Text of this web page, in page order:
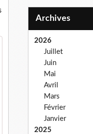
Archives
2026
Juillet
Juin
Mai
Avril
Mars
Février
Janvier
2025